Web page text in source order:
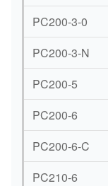
PC200-3-0
PC200-3-N
PC200-5
PC200-6
PC200-6-C
PC210-6